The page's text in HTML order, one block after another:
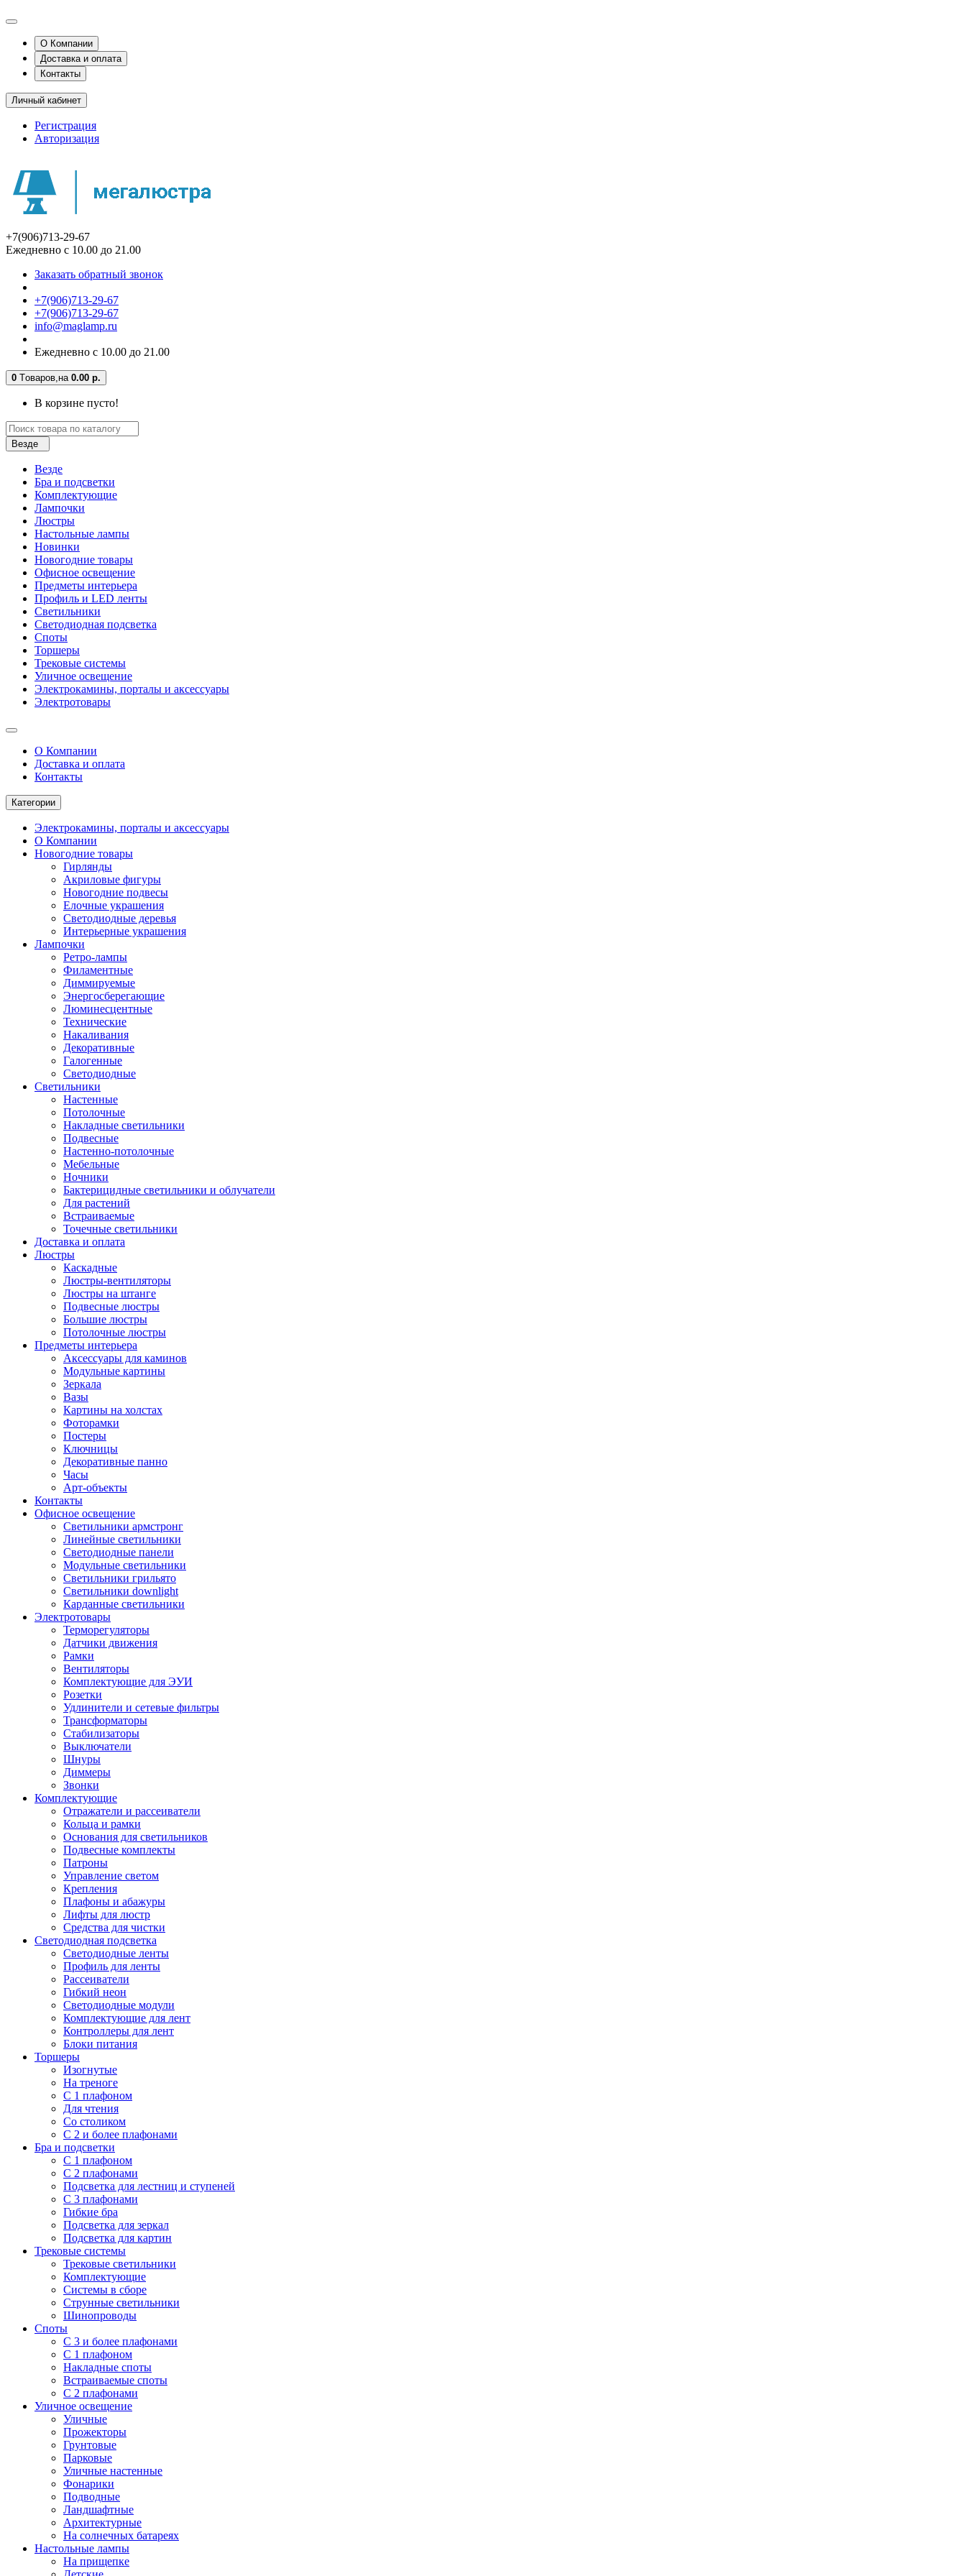
О Компании
Доставка и оплата
Контакты
Личный кабинет
Регистрация
Авторизация
+7(906)713-29-67
Ежедневно с 10.00 до 21.00
Заказать обратный звонок
+7(906)713-29-67
+7(906)713-29-67
info@maglamp.ru
Ежедневно с 10.00 до 21.00
0 Tоваров,на 0.00 р.
В корзине пусто!
Везде
Везде
Бра и подсветки
Комплектующие
Лампочки
Люстры
Настольные лампы
Новинки
Новогодние товары
Офисное освещение
Предметы интерьера
Профиль и LED ленты
Светильники
Светодиодная подсветка
Споты
Торшеры
Трековые системы
Уличное освещение
Электрокамины, порталы и аксессуары
Электротовары
О Компании
Доставка и оплата
Контакты
Категории
Электрокамины, порталы и аксессуары
О Компании
Новогодние товары
Гирлянды
Акриловые фигуры
Новогодние подвесы
Елочные украшения
Светодиодные деревья
Интерьерные украшения
Лампочки
Ретро-лампы
Филаментные
Диммируемые
Энергосберегающие
Люминесцентные
Технические
Накаливания
Декоративные
Галогенные
Светодиодные
Светильники
Настенные
Потолочные
Накладные светильники
Подвесные
Настенно-потолочные
Мебельные
Ночники
Бактерицидные светильники и облучатели
Для растений
Встраиваемые
Точечные светильники
Доставка и оплата
Люстры
Каскадные
Люстры-вентиляторы
Люстры на штанге
Подвесные люстры
Большие люстры
Потолочные люстры
Предметы интерьера
Аксессуары для каминов
Модульные картины
Зеркала
Вазы
Картины на холстах
Фоторамки
Постеры
Ключницы
Декоративные панно
Часы
Арт-объекты
Контакты
Офисное освещение
Светильники армстронг
Линейные светильники
Светодиодные панели
Модульные светильники
Светильники грильято
Светильники downlight
Карданные светильники
Электротовары
Терморегуляторы
Датчики движения
Рамки
Вентиляторы
Комплектующие для ЭУИ
Розетки
Удлинители и сетевые фильтры
Трансформаторы
Стабилизаторы
Выключатели
Шнуры
Диммеры
Звонки
Комплектующие
Отражатели и рассеиватели
Кольца и рамки
Основания для светильников
Подвесные комплекты
Патроны
Управление светом
Крепления
Плафоны и абажуры
Лифты для люстр
Средства для чистки
Светодиодная подсветка
Светодиодные ленты
Профиль для ленты
Рассеиватели
Гибкий неон
Светодиодные модули
Комплектующие для лент
Контроллеры для лент
Блоки питания
Торшеры
Изогнутые
На треноге
С 1 плафоном
Для чтения
Со столиком
С 2 и более плафонами
Бра и подсветки
С 1 плафоном
С 2 плафонами
Подсветка для лестниц и ступеней
С 3 плафонами
Гибкие бра
Подсветка для зеркал
Подсветка для картин
Трековые системы
Трековые светильники
Комплектующие
Системы в сборе
Струнные светильники
Шинопроводы
Споты
С 3 и более плафонами
С 1 плафоном
Накладные споты
Встраиваемые споты
С 2 плафонами
Уличное освещение
Уличные
Прожекторы
Грунтовые
Парковые
Уличные настенные
Фонарики
Подводные
Ландшафтные
Архитектурные
На солнечных батареях
Настольные лампы
На прищепке